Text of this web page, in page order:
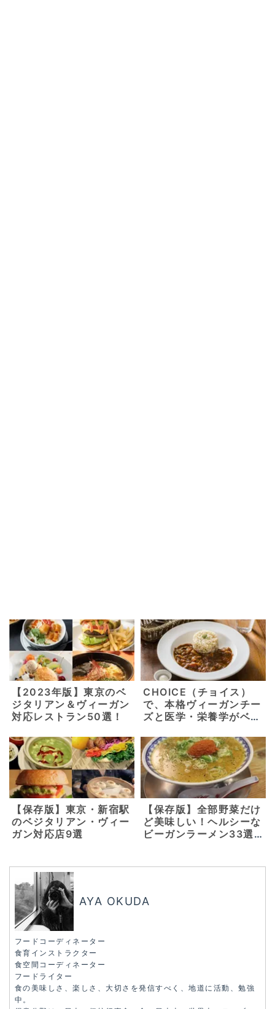
【2023年版】東京のベ
ジタリアン＆ヴィーガン
対応レストラン50選！
CHOICE（チョイス）
で、本格ヴィーガンチー
ズと医学・栄養学がベー
ン・グルテンフリーメニ
ューを。【京都 東山・
三条】
【保存版】東京・新宿駅
のベジタリアン・ヴィー
ガン対応店9選
【保存版】全部野菜だけ
ど美味しい！ヘルシーな
ビーガンラーメン33選
AYA OKUDA
フードコーディネーター
食育インストラクター
食空間コーディネーター
フードライター
食の美味しさ、楽しさ、大切さを発信すべく、地道に活動、勉強
中。